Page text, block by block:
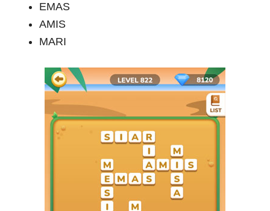
EMAS
AMIS
MARI